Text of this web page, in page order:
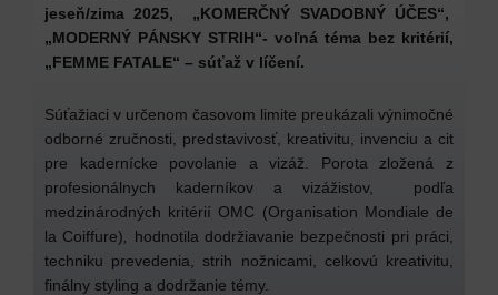
jeseň/zima 2025, „KOMERČNÝ SVADOBNÝ ÚČES“,
„MODERNÝ PÁNSKY STRIH“- voľná téma bez kritérií,
„FEMME FATALE“ – súťaž v líčení.
Súťažiaci v určenom časovom limite preukázali výnimočné
odborné zručnosti, predstavivosť, kreativitu, invenciu a cit
pre kadernícke povolanie a vizáž. Porota zložená z
profesionálnych kaderníkov a vizážistov, podľa
medzinárodných kritérií OMC (Organisation Mondiale de
la Coiffure)
hodnotila dodržiavanie bezpečnosti pri práci,
techniku prevedenia, strih nožnicami, celkovú kreativitu,
finálny styling a dodržanie témy.